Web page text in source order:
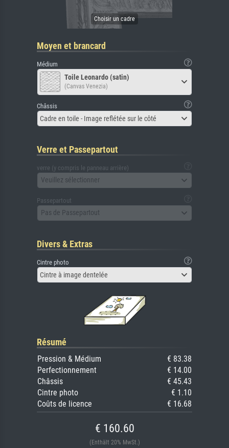
Moyen et brancard
Médium
Toile Leonardo (satin)
(Canvas Venezia)
Châssis
Cadre en toile - Image reflétée sur le côté
Verre et Passepartout
verre (y compris le panneau arrière)
Veuillez sélectionner
Passepartout
Pas de Passepartout
Divers & Extras
Cintre photo
Cintre à image dentelée
Résumé
Pression & Médium
€ 83.38
Perfectionnement
€ 14.00
Châssis
€ 45.43
Cintre photo
€ 1.10
Coûts de licence
€ 16.68
€ 160.60
(Enthält 20% MwSt.)